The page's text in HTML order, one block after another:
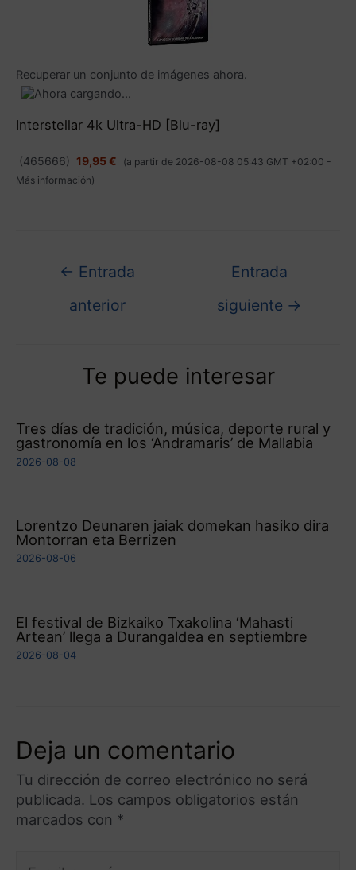
Recuperar un conjunto de imágenes ahora.
Interstellar 4k Ultra-HD [Blu-ray]
(465666) 19,95 €
(a partir de 2026-08-08 05:43 GMT +02:00 -
Más información)
← Entrada
anterior
Entrada
siguiente →
Te puede interesar
Tres días de tradición, música, deporte rural y
gastronomía en los ‘Andramaris’ de Mallabia
2026-08-08
Lorentzo Deunaren jaiak domekan hasiko dira
Montorran eta Berrizen
2026-08-06
El festival de Bizkaiko Txakolina ‘Mahasti
Artean’ llega a Durangaldea en septiembre
2026-08-04
Deja un comentario
Tu dirección de correo electrónico no será
publicada. Los campos obligatorios están
marcados con *